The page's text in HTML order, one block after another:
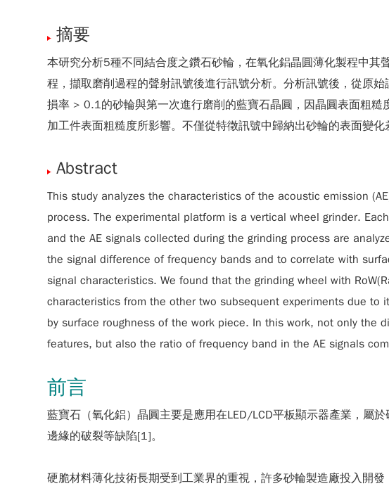
摘要
本研究分析5種不同結合度之鑽石砂輪，在氧化鋁晶圓薄化製程中
程，擷取磨削過程的聲射訊號後進行訊號分析。分析訊號後，從原
損率 > 0.1的砂輪與第一次進行磨削的藍寶石晶圓，因晶圓表面粗
加工件表面粗糙度所影響。不僅從特徵訊號中歸納出砂輪的表面變
Abstract
This study analyzes the characteristics of the acoustic emission
process. The experimental platform is a vertical wheel grinder.
and the AE signals collected during the grinding process are
the signal difference of frequency bands and to correlate with
signal characteristics. We found that the grinding wheel with
characteristics from the other two subsequent experiments due
by surface roughness of the work piece. In this work, not only the
features, but also the ratio of frequency band in the AE signals
前言
藍寶石（氧化鋁）晶圓主要是應用在LED/LCD平板顯示器產業，屬
邊緣的破裂等缺陷[1]。
硬脆材料薄化技術長期受到工業界的重視，許多砂輪製造廠投入開